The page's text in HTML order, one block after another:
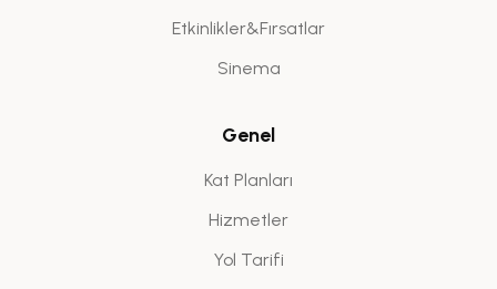
Etkinlikler&Fırsatlar
Sinema
Genel
Kat Planları
Hizmetler
Yol Tarifi